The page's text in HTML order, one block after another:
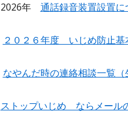
2026年 通話録音装置設置に
２０２６年度 いじめ防止
なやんだ時の連絡相談一覧（
ストップいじめ ならメール